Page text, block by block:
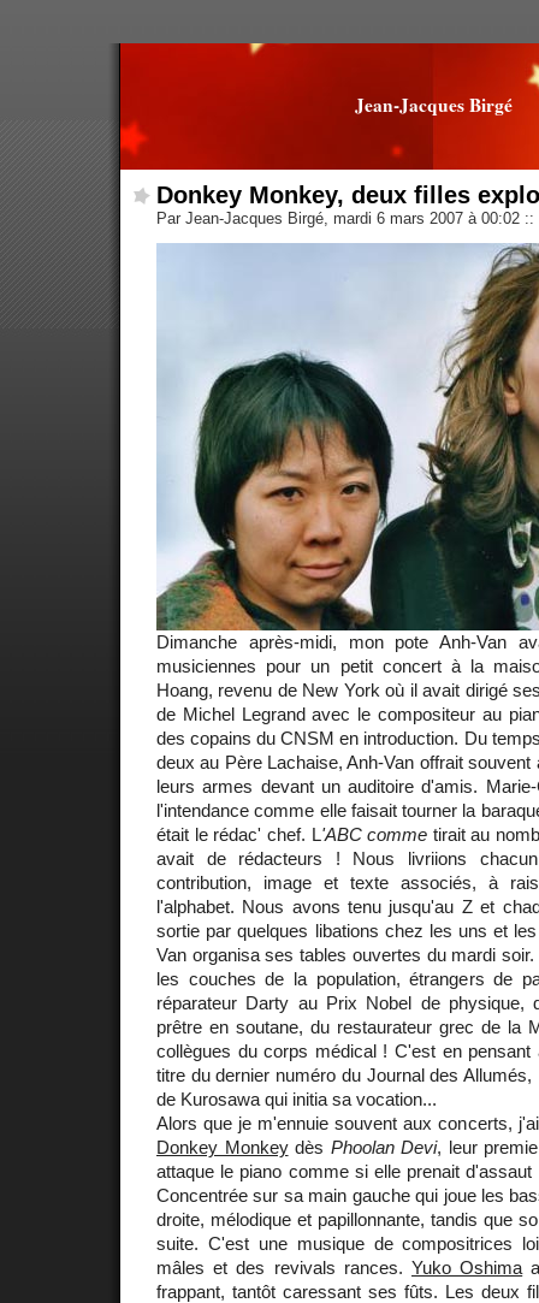
Jean-Jacques Birgé
Donkey Monkey, deux filles
Par Jean-Jacques Birgé, mardi 6 mars 2007 à 00:02 ::
Dimanche après-midi, mon pote Anh-Van
musiciennes pour un petit concert à la
Hoang, revenu de New York où il avait dirigé
de Michel Legrand avec le compositeur au
des copains du CNSM en introduction. Du
deux au Père Lachaise, Anh-Van offrait
leurs armes devant un auditoire d'amis.
l'intendance comme elle faisait tourner la
était le rédac' chef. L'ABC comme tirait au
avait de rédacteurs ! Nous livriions
contribution, image et texte associés, à
l'alphabet. Nous avons tenu jusqu'au Z et
sortie par quelques libations chez les uns et
Van organisa ses tables ouvertes du mardi
les couches de la population, étrangers de
réparateur Darty au Prix Nobel de physique,
prêtre en soutane, du restaurateur grec de la
collègues du corps médical ! C'est en
titre du dernier numéro du Journal des Allumés,
de Kurosawa qui initia sa vocation...
Alors que je m'ennuie souvent aux concerts,
Donkey Monkeydès Phoolan Devi, leur
attaque le piano comme si elle prenait d'assaut
Concentrée sur sa main gauche qui joue les
droite, mélodique et papillonnante, tandis que
suite. C'est une musique de compositrices
mâles et des revivals rances. Yuko Oshima
frappant, tantôt caressant ses fûts. Les deux